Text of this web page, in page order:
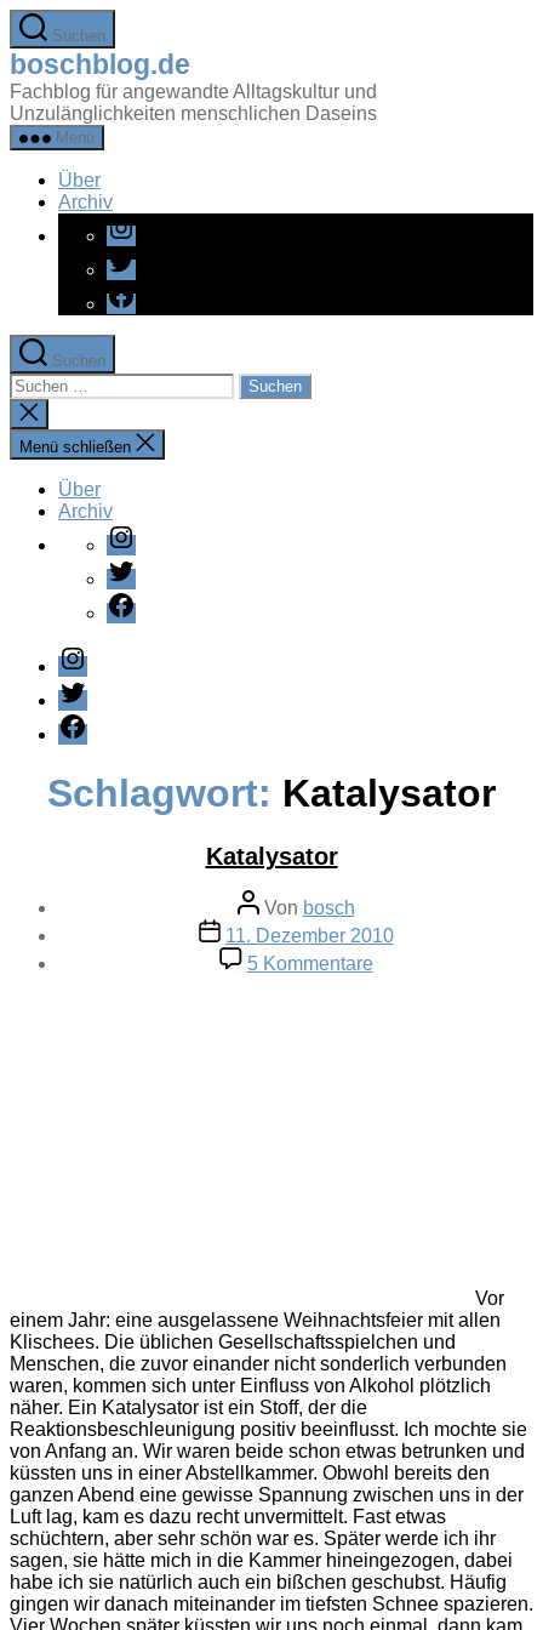
Zum
Inhalt
springen
Suchen
boschblog.de
Fachblog für angewandte Alltagskultur und
Unzulänglichkeiten menschlichen Daseins
Menü
Über
Archiv
Instagram
Twitter
Facebook
Suchen
Suchen
nach:
Suche
schließen
Menü schließen
Über
Archiv
Instagram
Twitter
Facebook
Instagram
Twitter
Facebook
Schlagwort: Katalysator
Katalysator
Beitragsautor
Von bosch
Veröffentlichungsdatum
11. Dezember 2010
5 Kommentarezu
Katalysator
Vor
einem Jahr: eine ausgelassene Weihnachtsfeier mit allen
Klischees. Die üblichen Gesellschaftsspielchen und
Menschen, die zuvor einander nicht sonderlich verbunden
waren, kommen sich unter Einfluss von Alkohol plötzlich
näher. Ein Katalysator ist ein Stoff, der die
Reaktionsbeschleunigung positiv beeinflusst. Ich mochte sie
von Anfang an. Wir waren beide schon etwas betrunken und
küssten uns in einer Abstellkammer. Obwohl bereits den
ganzen Abend eine gewisse Spannung zwischen uns in der
Luft lag, kam es dazu recht unvermittelt. Fast etwas
schüchtern, aber sehr schön war es. Später werde ich ihr
sagen, sie hätte mich in die Kammer hineingezogen, dabei
habe ich sie natürlich auch ein bißchen geschubst. Häufig
gingen wir danach miteinander im tiefsten Schnee spazieren.